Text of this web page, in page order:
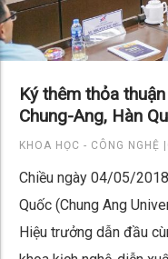
Ký thêm thỏa
Chung-Ang, Hàn
KHOA HỌC - CÔNG NGHỆ |
Chiều ngày 04/05/
Quốc (Chung Ang
Hiệu trưởng dẫn đầu